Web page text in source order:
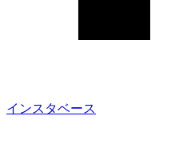
インスタベース